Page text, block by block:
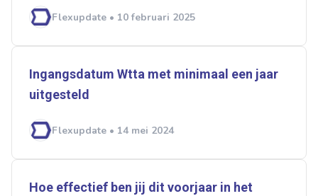
Flexupdate • 10 februari 2025
Ingangsdatum Wtta met minimaal een jaar
uitgesteld
Flexupdate • 14 mei 2024
Hoe effectief ben jij dit voorjaar in het
Alerts ontvangen
Doorzaam
Flexmarkt Flexnieuws
NBBU
Normering Arbeid